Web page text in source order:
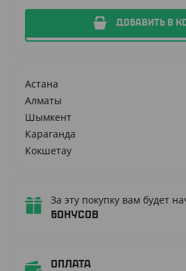
ДОБАВИТЬ В
Астана
Алматы
Шымкент
Караганда
Кокшетау
За эту покупку вам будет
бонусов
Оплата